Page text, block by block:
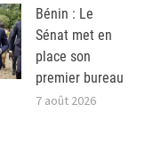
Bénin : Le
Sénat met en
place son
premier bureau
7 août 2026